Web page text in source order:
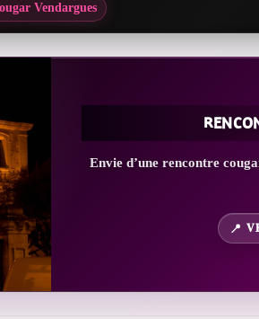
Vendargues
Envie d’une rencontre